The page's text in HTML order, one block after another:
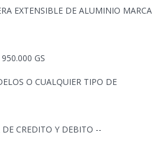
EXTENSIBLE DE ALUMINIO MARCA
GS
O CUALQUIER TIPO DE
CREDITO Y DEBITO --